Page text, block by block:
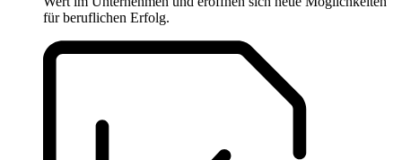
für beruflichen Erfolg.